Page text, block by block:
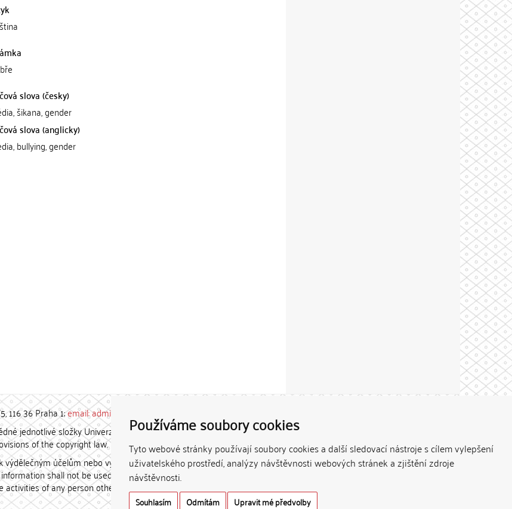
Používáme soubory cookies
Tyto webové stránky používají soubory cookies a další sledovací nástroje s cílem vylepšení
uživatelského prostředí, analýzy návštěvnosti webových stránek a zjištění zdroje
návštěvnosti.
Souhlasím Odmítám Upravit mé předvolby
slova (česky)
šikana, gender
slova (anglicky)
bullying, gender
116 36 Praha 1;email: admin-repozitar [at] cuni.cz
jednotlivé složky Univerzity Karlovy. / Each constituent
of the copyright law.
účelům nebo vydávány za studijní, vědeckou
shall not be used for any commercial purposes
of any person other than the author.